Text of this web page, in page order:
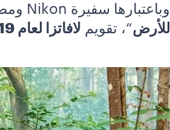
وباعتبارها سفيرة Nikon ومصورة ناشيونال جيوغرافيك، كانت إيمي العقل المدبر الإبداعي وراء “
للأرض“، تقويم لافاتزا لعام 2019